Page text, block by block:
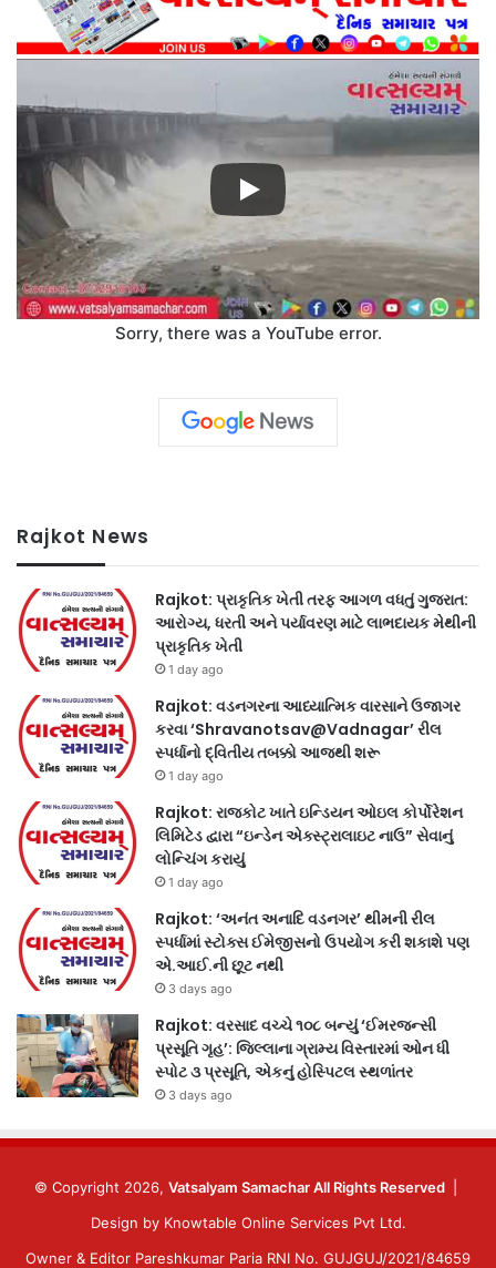
Sorry, there was a YouTube error.
Rajkot News
Rajkot: પ્રાકૃતિક ખેતી તરફ આગળ વધતું ગુજરાત:
આરોગ્ય, ધરતી અને પર્યાવરણ માટે લાભદાયક મેથીની
પ્રાકૃતિક ખેતી
1 day ago
Rajkot: વડનગરના આધ્યાત્મિક વારસાને ઉજાગર
કરવા ‘Shravanotsav@Vadnagar’ રીલ
સ્પર્ધાનો દ્વિતીય તબક્કો આજથી શરૂ
1 day ago
Rajkot: રાજકોટ ખાતે ઇન્ડિયન ઓઇલ કોર્પોરેશન
લિમિટેડ દ્વારા “ઇન્ડેન એક્સ્ટ્રાલાઇટ નાઉ” સેવાનું
લોન્ચિંગ કરાયું
1 day ago
Rajkot: ‘અનંત અનાદિ વડનગર’ થીમની રીલ
સ્પર્ધામાં સ્ટોક્સ ઈમેજીસનો ઉપયોગ કરી શકાશે પણ
એ.આઈ.ની છૂટ નથી
3 days ago
Rajkot: વરસાદ વચ્ચે ૧૦૮ બન્યું ‘ઈમરજન્સી
પ્રસૂતિ ગૃહ’: જિલ્લાના ગ્રામ્ય વિસ્તારમાં ઓન ધી
સ્પોટ ૩ પ્રસૂતિ, એકનું હોસ્પિટલ સ્થળાંતર
3 days ago
© Copyright 2026, Vatsalyam Samachar All Rights Reserved
Design by Knowtable Online Services Pvt Ltd.
Owner & Editor Pareshkumar Paria RNI No. GUJGUJ/2021/84659